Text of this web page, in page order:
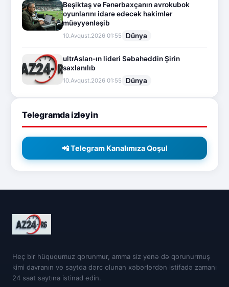
Beşiktaş və Fənərbaxçanın avrokubok
oyunlarını idarə edəcək hakimlər
müəyyənləşib
10.Avqust.2026 01:55 Dünya
ultrAslan-ın lideri Səbahəddin Şirin
saxlanılıb
10.Avqust.2026 01:55 Dünya
Telegramda izləyin
📲 Telegram Kanalımıza Qoşul
Heç bir hüququmuz qorunmur, amma siz yenə də qorunurmuş
kimi davranın və saytda dərc olunan xəbərlərdən istifadə zamanı
24 saat saytına istinad edin.